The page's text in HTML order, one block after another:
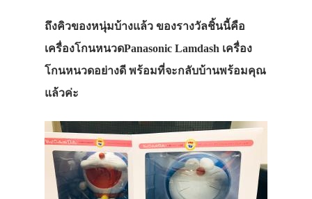
ถึงคิวของหนุ่มบ้างแล้ว ของรางวัลชิ้นนี้คือ
เครื่องโกนหนวดPanasonic Lamdash เครื่อง
โกนหนวดอย่างดี พร้อมที่จะกลับบ้านพร้อมคุณ
แล้วค่ะ